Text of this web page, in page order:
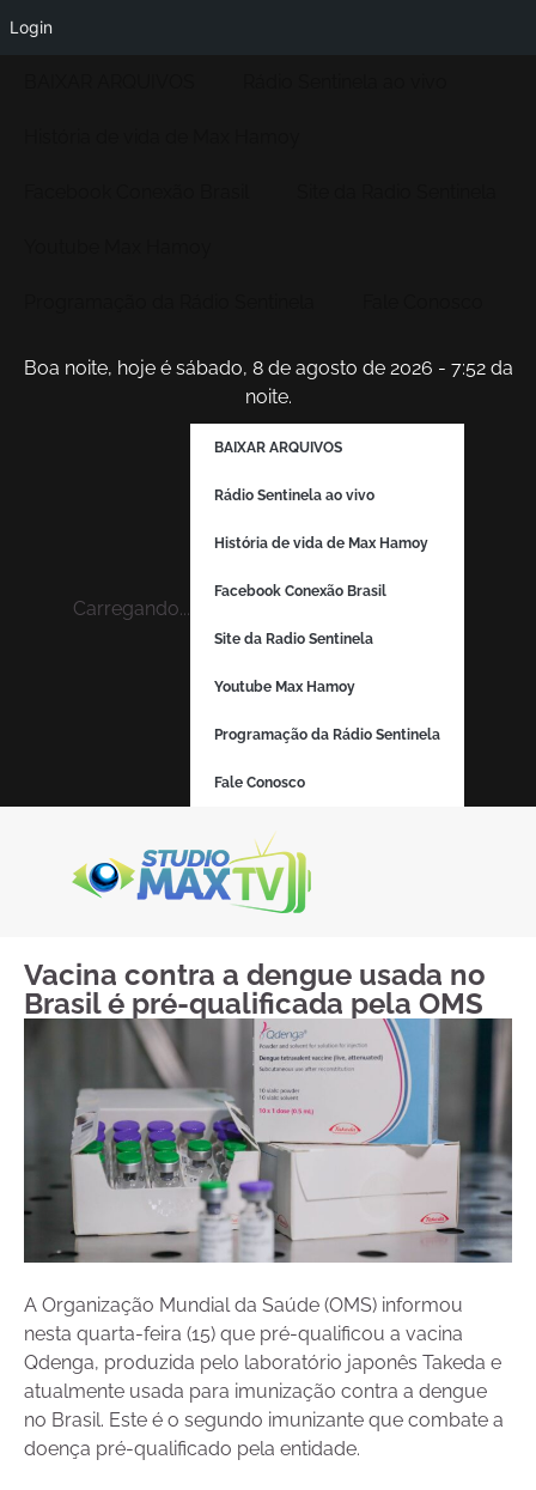
Boa noite, hoje é sábado, 8 de agosto de 2026 - 7:52 da
noite.
Carregando...
BAIXAR ARQUIVOS
Rádio Sentinela ao vivo
História de vida de Max Hamoy
Facebook Conexão Brasil
Site da Radio Sentinela
Youtube Max Hamoy
Programação da Rádio Sentinela
Fale Conosco
Vacina contra a dengue usada no
Brasil é pré-qualificada pela OMS
A Organização Mundial da Saúde (OMS) informou
nesta quarta-feira (15) que pré-qualificou a vacina
Qdenga, produzida pelo laboratório japonês Takeda e
atualmente usada para imunização contra a dengue
no Brasil. Este é o segundo imunizante que combate a
doença pré-qualificado pela entidade.
Login